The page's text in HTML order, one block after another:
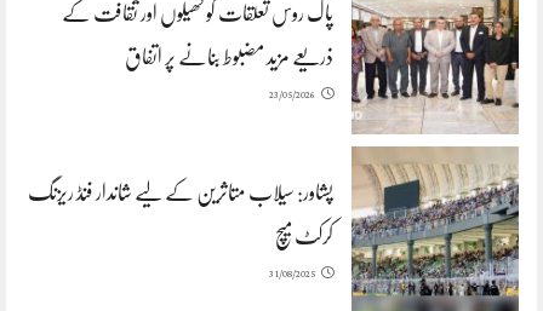
پاک روس تعلقات کو کھیلوں اور ثقافت کے
ذریعے مزید مضبوط بنانے پر اتفاق
23/05/2026
پشاور: سیلاب متاثرین کے لیے شاندار فنڈ ریزنگ
کرکٹ میچ
31/08/2025